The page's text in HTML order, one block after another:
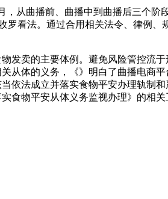
曲播前、曲播中到曲播后三个阶
看法。通过合用相关法令、律例
卖的主要体例。避免风险管控流
从体的义务，《》明白了曲播电商
依法成立并落实食物平安办理轨制
物平安从体义务监视办理》的相